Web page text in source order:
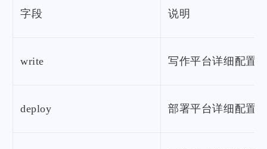
字段 说明
write 写作平台详细配置
deploy 部署平台详细配置